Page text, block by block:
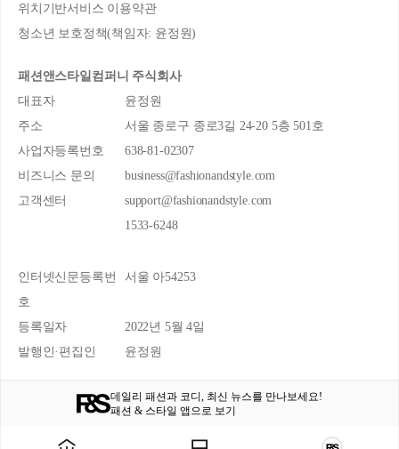
데일리 패션과 코디, 최신 뉴스를 만나보세요!
패션 & 스타일 앱으로 보기
위치기반서비스 이용약관
청소년 보호정책(책임자: 윤정원)
패션앤스타일컴퍼니 주식회사
대표자
윤정원
주소
서울 종로구 종로3길 24-20 5층 501호
사업자등록번호
638-81-02307
비즈니스 문의
business@fashionandstyle.com
고객센터
support@fashionandstyle.com
1533-6248
인터넷신문등록번
호
서울 아54253
등록일자
2022년 5월 4일
발행인·편집인
윤정원